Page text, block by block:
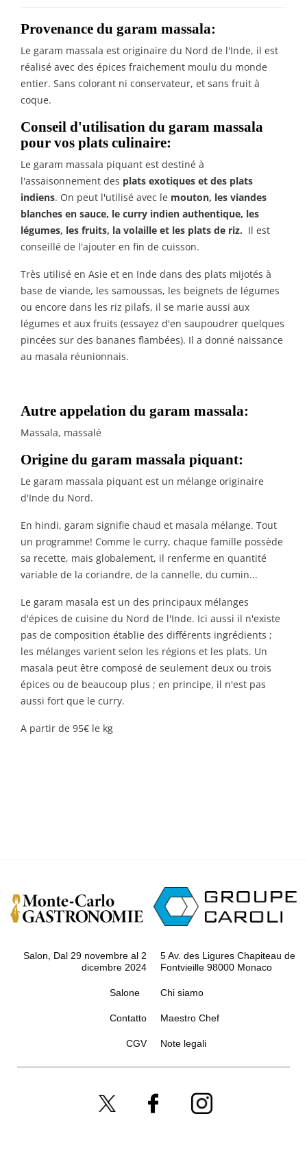
Provenance du garam massala:
Le garam massala est originaire du Nord de l'Inde, il est
réalisé avec des épices fraichement moulu du monde
entier. Sans colorant ni conservateur, et sans fruit à
coque.
Conseil d'utilisation du garam massala
pour vos plats culinaire:
Le garam massala piquant est destiné à
l'assaisonnement des plats exotiques et des plats
indiens. On peut l'utilisé avec le mouton, les viandes
blanches en sauce, le curry indien authentique, les
légumes, les fruits, la volaille et les plats de riz. Il est
conseillé de l'ajouter en fin de cuisson.
Très utilisé en Asie et en Inde dans des plats mijotés à
base de viande, les samoussas, les beignets de légumes
ou encore dans les riz pilafs, il se marie aussi aux
légumes et aux fruits (essayez d'en saupoudrer quelques
pincées sur des bananes flambées). Il a donné naissance
au masala réunionnais.
Autre appelation du garam massala:
Massala, massalé
Origine du garam massala piquant:
Le garam massala piquant est un mélange originaire
d'Inde du Nord.
En hindi, garam signifie chaud et masala mélange. Tout
un programme! Comme le curry, chaque famille possède
sa recette, mais globalement, il renferme en quantité
variable de la coriandre, de la cannelle, du cumin...
Le garam masala est un des principaux mélanges
d'épices de cuisine du Nord de l'Inde. Ici aussi il n'existe
pas de composition établie des différents ingrédients ;
les mélanges varient selon les régions et les plats. Un
masala peut être composé de seulement deux ou trois
épices ou de beaucoup plus ; en principe, il n'est pas
aussi fort que le curry.
A partir de 95€ le kg
Salon, Dal 29 novembre al 2
dicembre 2024
5 Av. des Ligures Chapiteau de
Fontvieille 98000 Monaco
Salone
Contatto
Chi siamo
Maestro Chef
CGV Note legali